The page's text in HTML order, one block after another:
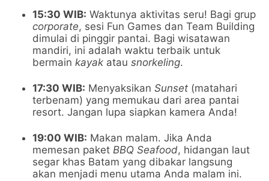
15:30 WIB: Waktunya aktivitas seru! Bagi grup
corporate, sesi Fun Games dan Team Building
dimulai di pinggir pantai. Bagi wisatawan
mandiri, ini adalah waktu terbaik untuk
bermainkayak atausnorkeling.
17:30 WIB: MenyaksikanSunset (matahari
terbenam) yang memukau dari area pantai
resort. Jangan lupa siapkan kamera Anda!
19:00 WIB: Makan malam. Jika Anda
memesan paketBBQ Seafood, hidangan laut
segar khas Batam yang dibakar langsung
akan menjadi menu utama Anda malam ini.